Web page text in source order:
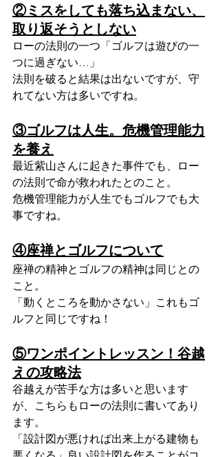
②ミスをしても落ち込まない、
取り返そうとしない
ローの法則の一つ「ゴルフは遊びの一
つに過ぎない…」
法則を破ると結果は出ないですが、守
れてない方は多いですね。
③ゴルフは人生。危機管理能力
を養え
最近紫山さんに起きた事件でも、ロー
の法則で命が救われたとのこと。
危機管理能力が人生でもゴルフでも大
事ですね。
④座禅とゴルフについて
座禅の精神とゴルフの精神は同じとの
こと。
「動くところを動かさない」これもゴ
ルフと同じですね！
⑤ワンポイントレッスン！谷越
えの攻略法
谷越えが苦手な方は多いと思います
が、こちらもローの法則に書いてあり
ます。
「設計図が悪ければ出来上がる建物も